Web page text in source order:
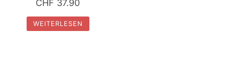
CHF 37.90
WEITERLESEN